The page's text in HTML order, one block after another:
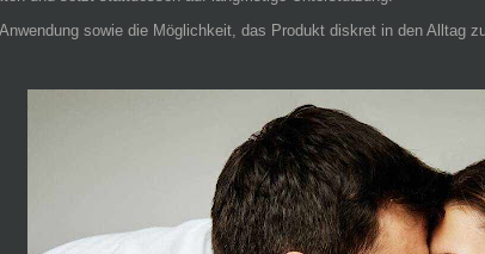
sowie die Möglichkeit, das Produkt diskret in den Alltag